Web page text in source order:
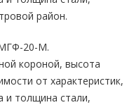
район.
20-М.
короной, высота
от характеристик,
и толщина стали,